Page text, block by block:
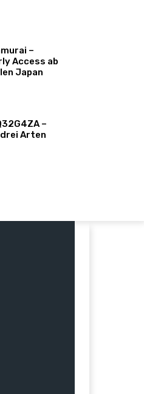
–
Access ab
Japan
–
Arten